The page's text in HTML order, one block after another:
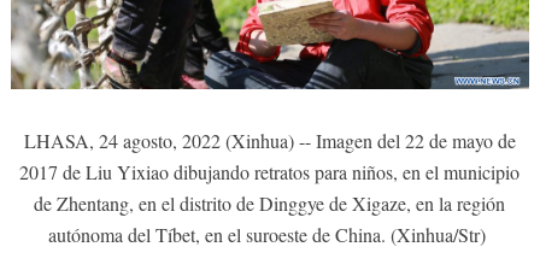
LHASA, 24 agosto, 2022 (Xinhua) -- Imagen del 22 de mayo de
2017 de Liu Yixiao dibujando retratos para niños, en el municipio
de Zhentang, en el distrito de Dinggye de Xigaze, en la región
autónoma del Tíbet, en el suroeste de China. (Xinhua/Str)